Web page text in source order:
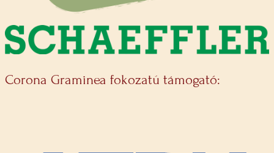
Corona Graminea fokozatú támogató: